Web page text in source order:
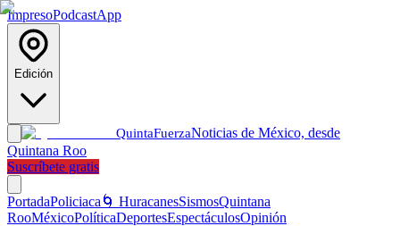
ImpresoPodcastApp
Edición
QuintaFuerzaNoticias de México, desde
Quintana Roo
Suscríbete gratis
PortadaPoliciaca 🌀 HuracanesSismosQuintana
RooMéxicoPolíticaDeportesEspectáculosOpinión